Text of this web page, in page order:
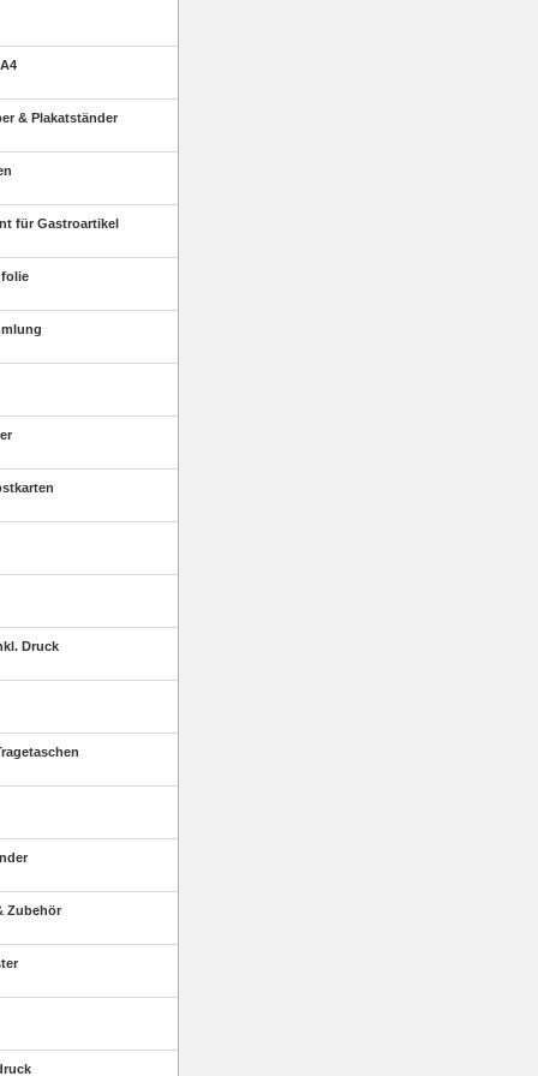
& Plakatständer
für Gastroartikel
Druck
Zubehör